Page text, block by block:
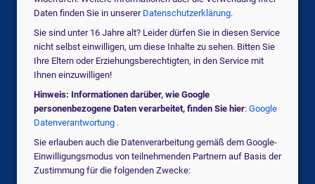
Suchen Sie für eine Praxis, eine Klinik oder
ein MVZ?
medical_servicesPraxis
domainKlinik / MVZ
Daten finden Sie in unserer Datenschutzerklärung.
Sie sind unter 16 Jahre alt? Leider dürfen Sie in diesen Service
nicht selbst einwilligen, um diese Inhalte zu sehen. Bitten Sie
Ihre Eltern oder Erziehungsberechtigten, in den Service mit
Ihnen einzuwilligen!
Hinweis: Informationen darüber, wie Google
personenbezogene Daten verarbeitet, finden Sie hier: Google
Datenverantwortung .
Sie erlauben auch die Datenverarbeitung gemäß dem Google-
Einwilligungsmodus von teilnehmenden Partnern auf Basis der
Zustimmung für die folgenden Zwecke: